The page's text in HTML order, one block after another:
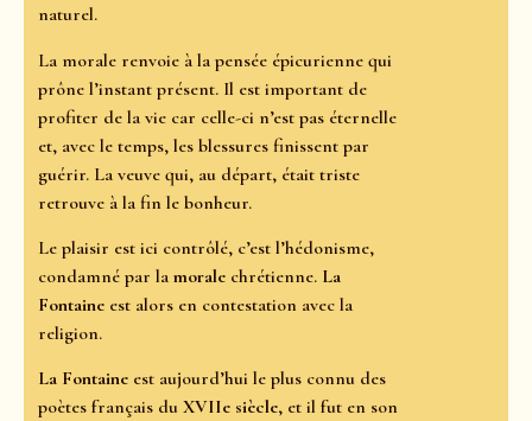
naturel.
La morale renvoie à la pensée épicurienne qui
prône l’instant présent. Il est important de
profiter de la vie car celle-ci n’est pas éternelle
et, avec le temps, les blessures finissent par
guérir. La veuve qui, au départ, était triste
retrouve à la fin le bonheur.
Le plaisir est ici contrôlé, c’est l’hédonisme,
condamné par la morale chrétienne. La
Fontaine est alors en contestation avec la
religion.
La Fontaine est aujourd’hui le plus connu des
poètes français du XVIIe siècle, et il fut en son